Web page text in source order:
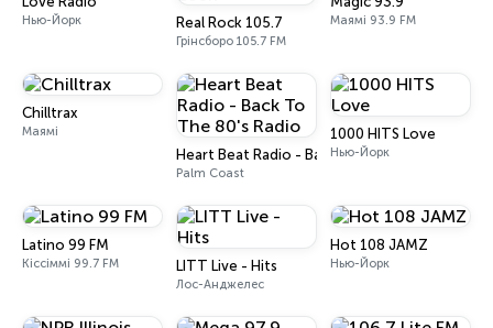
Нью-Йорк Real Rock 105.7
Грінсборо 105.7 FM
Маямі 93.9 FM
Chilltrax
Маямі
Heart Beat Radio - Back To The 80's Radio
Palm Coast
1000 HITS Love
Нью-Йорк
Latino 99 FM
Кіссіммі 99.7 FM LITT Live - Hits
Лос-Анджелес
Hot 108 JAMZ
Нью-Йорк